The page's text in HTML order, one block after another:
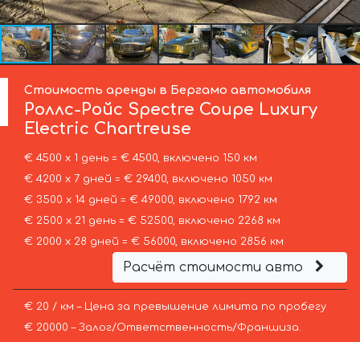
Стоимость аренды в Бергамо автомобиля
Роллс-Ройс Spectre Coupe Luxury
Electric Chartreuse
€ 4500 х 1 день = € 4500, включено 150 км
€ 4200 х 7 дней = € 29400, включено 1050 км
€ 3500 х 14 дней = € 49000, включено 1792 км
€ 2500 х 21 день = € 52500, включено 2268 км
€ 2000 х 28 дней = € 56000, включено 2856 км
Расчёт стоимости авто
€ 20 / км – Цена за превышение лимита по пробегу
€ 20000 – Залог/Ответственность/Франшиза.